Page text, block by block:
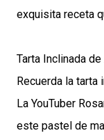
exquisita receta
Tarta Inclinada
Recuerda la tarta
La YouTuber
este pastel de